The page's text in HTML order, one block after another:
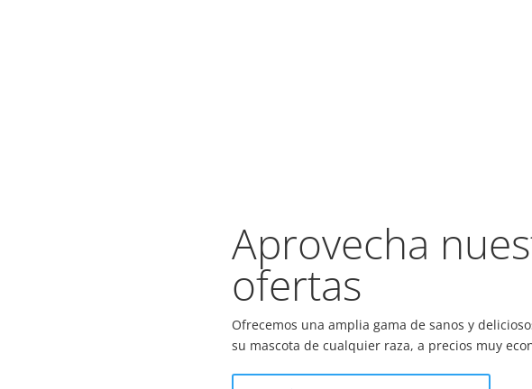
Aprovecha
ofertas
Ofrecemos una amplia gama de sanos y
su mascota de cualquier raza, a precios muy